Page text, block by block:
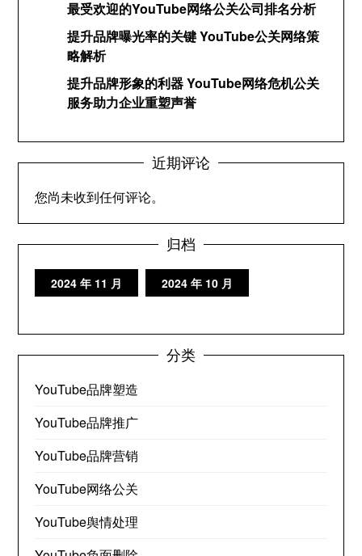
最受欢迎的YouTube网络公关公司排名分析
提升品牌曝光率的关键 YouTube公关网络策
略解析
提升品牌形象的利器 YouTube网络危机公关
服务助力企业重塑声誉
近期评论
您尚未收到任何评论。
归档
2024 年 11 月 2024 年 10 月
分类
YouTube品牌塑造
YouTube品牌推广
YouTube品牌营销
YouTube网络公关
YouTube舆情处理